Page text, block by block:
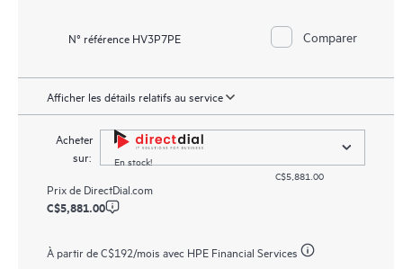
N° référence HV3P7PE Comparer
Afficher les détails relatifs au service
Acheter
sur:
En stock!
C$5,881.00
Prix de DirectDial.com
C$5,881.00
À partir deC$192/mois avec HPE Financial Services